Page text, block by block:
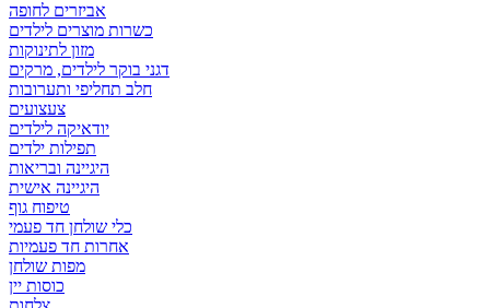
אביזרים לחופה
כשרות מוצרים לילדים
מזון לתינוקות
דגני בוקר לילדים, מרקים
חלב תחליפי ותערובות
צעצועים
יודאיקה לילדים
תפילות ילדים
היגיינה ובריאות
היגיינה אישית
טיפוח גוף
כלי שולחן חד פעמי
אחרות חד פעמיות
מפות שולחן
כוסות יין